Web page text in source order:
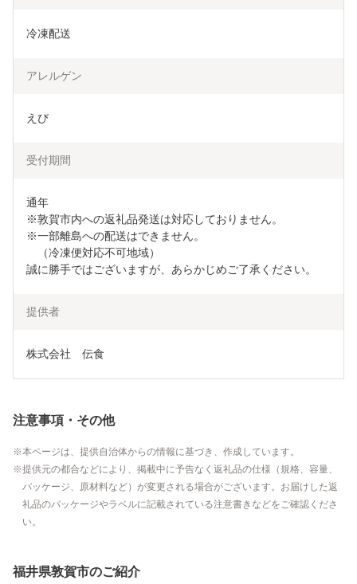
冷凍配送
アレルゲン
えび
受付期間
通年
※敦賀市内への返礼品発送は対応しておりません。
※一部離島への配送はできません。
（冷凍便対応不可地域）
誠に勝手ではございますが、あらかじめご了承ください。
提供者
株式会社　伝食
注意事項・その他
本ページは、提供自治体からの情報に基づき、作成しています。
提供元の都合などにより、掲載中に予告なく返礼品の仕様（規格、容量、
パッケージ、原材料など）が変更される場合がございます。お届けした返
礼品のパッケージやラベルに記載されている注意書きなどをご確認くださ
い。
福井県敦賀市のご紹介